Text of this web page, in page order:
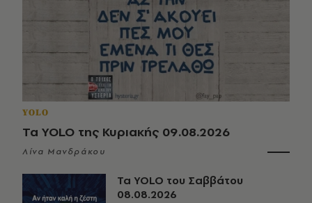
YOLO
Τα YOLO της Κυριακής 09.08.2026
Λίνα Μανδράκου
Τα YOLO του Σαββάτου
08.08.2026